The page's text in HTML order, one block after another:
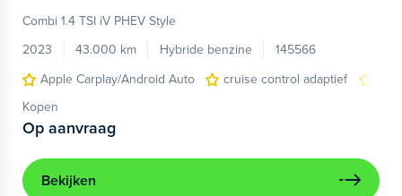
Combi 1.4 TSI iV PHEV Style
2023
43.000 km Hybride benzine
145566
Apple Carplay/Android Auto
cruise control adaptief
Kopen
Op aanvraag
Bekijken